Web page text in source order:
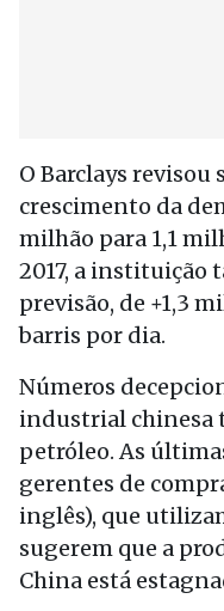
O Barclays revisou
crescimento da
milhão para 1,1
2017, a instituição
previsão, de +1,3
barris por dia.
Números
industrial chinesa
petróleo. As
gerentes de
inglês), que
sugerem que a
China está